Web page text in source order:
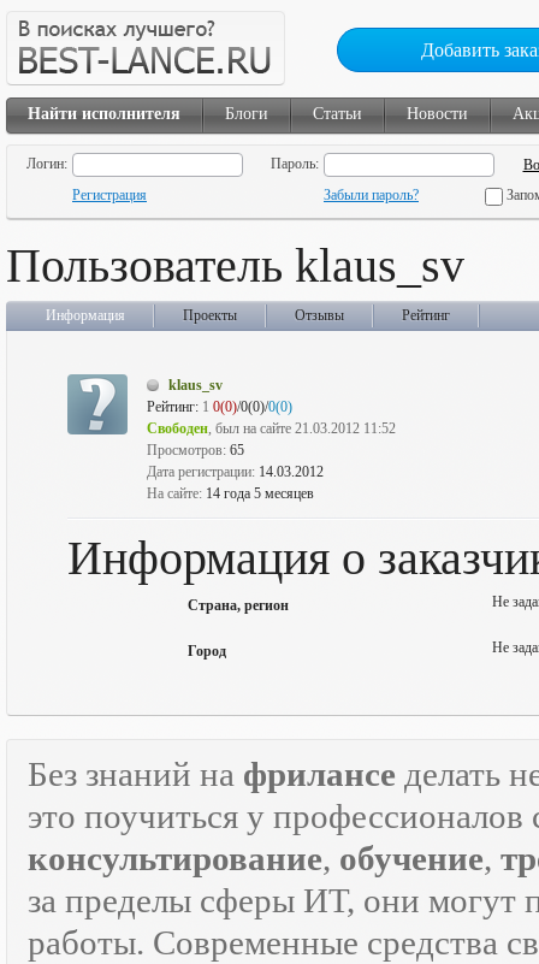
Добавить
Найти исполнителя Блоги Статьи Новости
Логин:
Пароль:
Регистрация
Забыли пароль?
Пользователь klaus_sv
Информация Проекты Отзывы Рейтинг
klaus_sv
Рейтинг: 1 0(0)/0(0)/0(0)
Свободен, был на сайте 21.03.2012 11:52
Просмотров: 65
Дата регистрации: 14.03.2012
На сайте: 14 года 5 месяцев
Информация о
Страна, регион Не
Город Не
Без знаний на фрилансе делать
это поучиться у
консультирование, обучение,
за пределы сферы ИТ, они могут
работы. Современные средства